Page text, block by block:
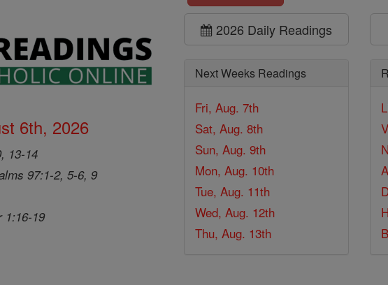
6th, 2026
13-14
97:1-2, 5-6, 9
1:16-19
2026 Daily Readings
Next Weeks Readings
Fri, Aug. 7th
Sat, Aug. 8th
Sun, Aug. 9th
Mon, Aug. 10th
Tue, Aug. 11th
Wed, Aug. 12th
Thu, Aug. 13th